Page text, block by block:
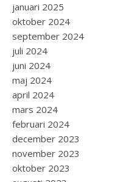
januari 2025
oktober 2024
september 2024
juli 2024
juni 2024
maj 2024
april 2024
mars 2024
februari 2024
december 2023
november 2023
oktober 2023